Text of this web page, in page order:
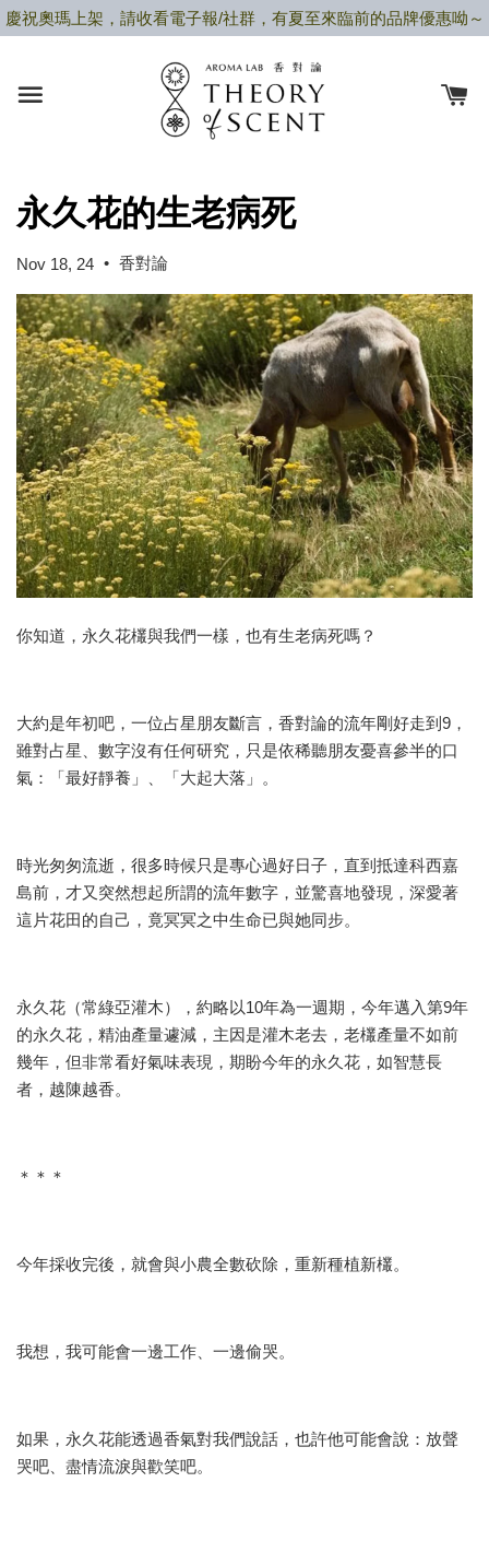
慶祝奧瑪上架，請收看電子報/社群，有夏至來臨前的品牌優惠呦～
永久花的生老病死
Nov 18, 24 • 香對論
你知道，永久花欉與我們一樣，也有生老病死嗎？
大約是年初吧，一位占星朋友斷言，香對論的流年剛好走到9，
雖對占星、數字沒有任何研究，只是依稀聽朋友憂喜參半的口
氣：「最好靜養」、「大起大落」。
時光匆匆流逝，很多時候只是專心過好日子，直到抵達科西嘉
島前，才又突然想起所謂的流年數字，並驚喜地發現，深愛著
這片花田的自己，竟冥冥之中生命已與她同步。
永久花（常綠亞灌木），約略以10年為一週期，今年邁入第9年
的永久花，精油產量遽減，主因是灌木老去，老欉產量不如前
幾年，但非常看好氣味表現，期盼今年的永久花，如智慧長
者，越陳越香。
＊＊＊
今年採收完後，就會與小農全數砍除，重新種植新欉。
我想，我可能會一邊工作、一邊偷哭。
如果，永久花能透過香氣對我們說話，也許他可能會說：放聲
哭吧、盡情流淚與歡笑吧。